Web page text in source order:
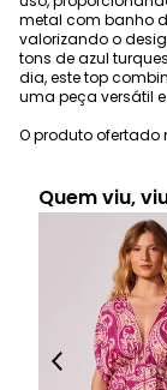
metal com banho
valorizando o
tons de azul
dia, este top
uma peça versátil
O produto
Quem viu,